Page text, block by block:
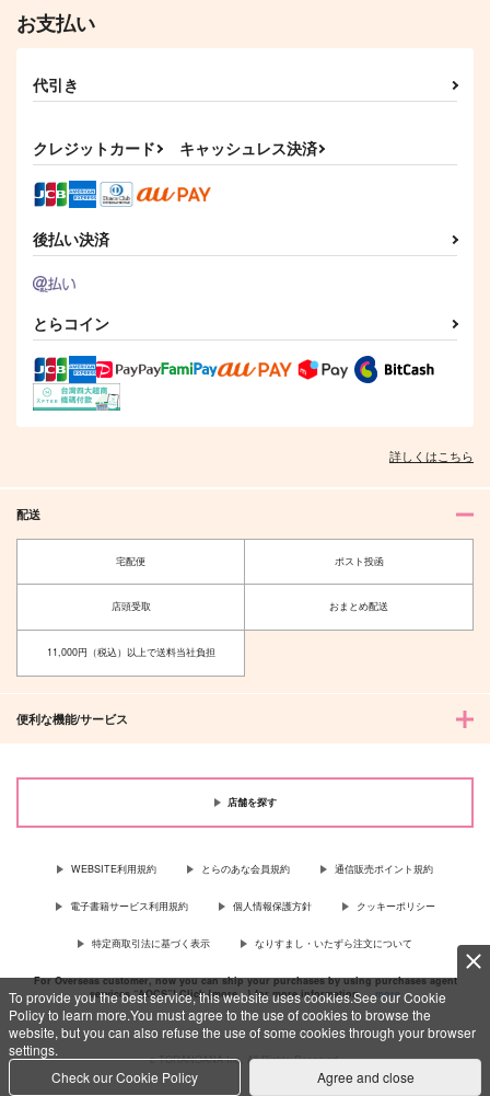
To provide you the best service, this website uses cookies.See our Cookie
Policy to learn more.You must agree to the use of cookies to browse the
website, but you can also refuse the use of some cookies through your browser
settings.
Check our Cookie Policy
Agree and close
かがりや
1,540
レオナ×ラギー
サンプル
作品詳細
鯖の推し寿司
330
レオナ×ラギー
お支払い
代引き
クレジットカード キャッシュレス決済
後払い決済
とらコイン
詳しくはこちら
配送
宅配便 ポスト投函
店頭受取 おまとめ配送
11,000円（税込）以上で送料当社負担
便利な機能/サービス
店舗を探す
WEBSITE利用規約 とらのあな会員規約 通信販売ポイント規約
電子書籍サービス利用規約 個人情報保護方針 クッキーポリシー
特定商取引法に基づく表示 なりすまし・いたずら注文について
For Overseas customer, now you can ship your purchases by using purchases agent
services “AOCS”! Click {more…} for more information …more
c TORANOANA Inc, All Rights Reserved.